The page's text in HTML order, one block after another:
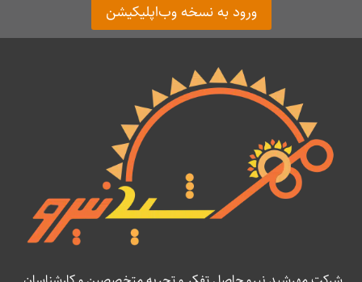
ورود به نسخه وب‌اپلیکیشن